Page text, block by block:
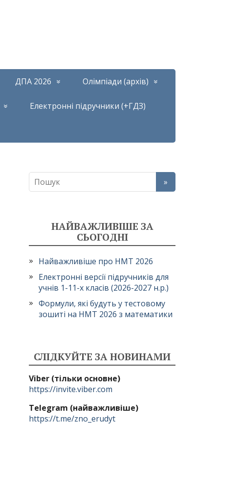
ДПА 2026 Олімпіади (архів)
Електронні підручники (+ГДЗ)
НАЙВАЖЛИВІШЕ ЗА
СЬОГОДНІ
Найважливіше про НМТ 2026
Електронні версії підручників для
учнів 1-11-х класів (2026-2027 н.р.)
Формули, які будуть у тестовому
зошиті на НМТ 2026 з математики
СЛІДКУЙТЕ ЗА НОВИНАМИ
Viber (тільки основне)
https://invite.viber.com
Telegram (найважливіше)
https://t.me/zno_erudyt